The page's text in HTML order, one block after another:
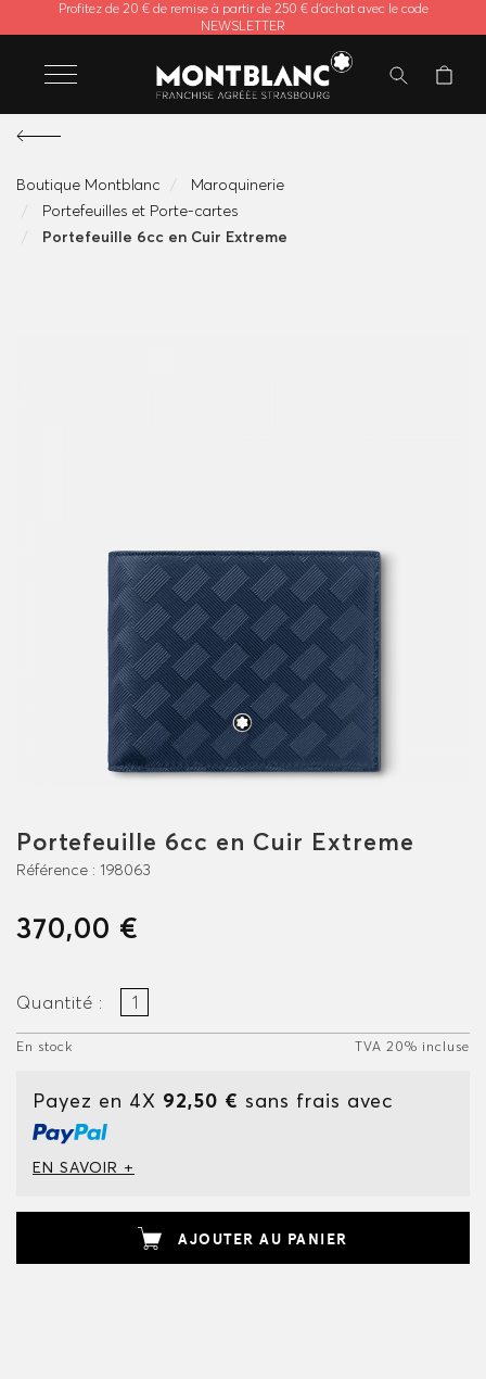
Profitez de 20 € de remise à partir de 250 € d'achat avec le code
NEWSLETTER
Boutique Montblanc
Maroquinerie
Portefeuilles et Porte-cartes
Portefeuille 6cc en Cuir Extreme
Portefeuille 6cc en Cuir Extreme
Référence : 198063
370,00 €
Quantité :
En stock TVA 20% incluse
Payez en 4X 92,50 € sans frais avec
EN SAVOIR +
AJOUTER AU PANIER